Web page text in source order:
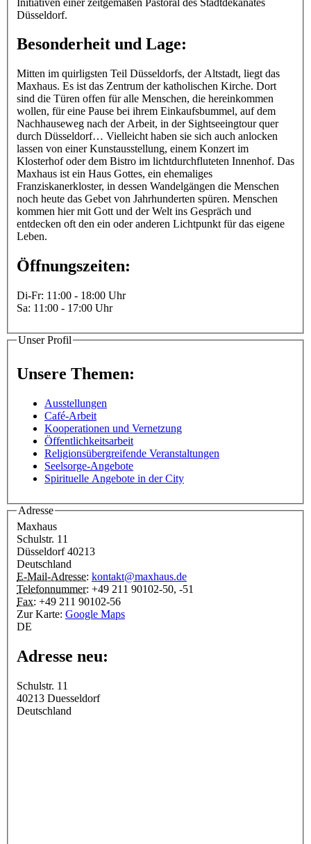
Düsseldorf.
Besonderheit und Lage:
Mitten im quirligsten Teil Düsseldorfs, der Altstadt, liegt das
Maxhaus. Es ist das Zentrum der katholischen Kirche. Dort
sind die Türen offen für alle Menschen, die hereinkommen
wollen, für eine Pause bei ihrem Einkaufsbummel, auf dem
Nachhauseweg nach der Arbeit, in der Sightseeingtour quer
durch Düsseldorf… Vielleicht haben sie sich auch anlocken
lassen von einer Kunstausstellung, einem Konzert im
Klosterhof oder dem Bistro im lichtdurchfluteten Innenhof. Das
Maxhaus ist ein Haus Gottes, ein ehemaliges
Franziskanerkloster, in dessen Wandelgängen die Menschen
noch heute das Gebet von Jahrhunderten spüren. Menschen
kommen hier mit Gott und der Welt ins Gespräch und
entdecken oft den ein oder anderen Lichtpunkt für das eigene
Leben.
Öffnungszeiten:
Di-Fr: 11:00 - 18:00 Uhr
Sa: 11:00 - 17:00 Uhr
Unser Profil
Unsere Themen:
Ausstellungen
Café-Arbeit
Kooperationen und Vernetzung
Öffentlichkeitsarbeit
Religionsübergreifende Veranstaltungen
Seelsorge-Angebote
Spirituelle Angebote in der City
Adresse
Maxhaus
Schulstr. 11
Düsseldorf 40213
Deutschland
E-Mail-Adresse: kontakt@maxhaus.de
Telefonnummer: +49 211 90102-50, -51
Fax: +49 211 90102-56
Zur Karte: Google Maps
DE
Adresse neu:
Schulstr. 11
40213 Duesseldorf
Deutschland